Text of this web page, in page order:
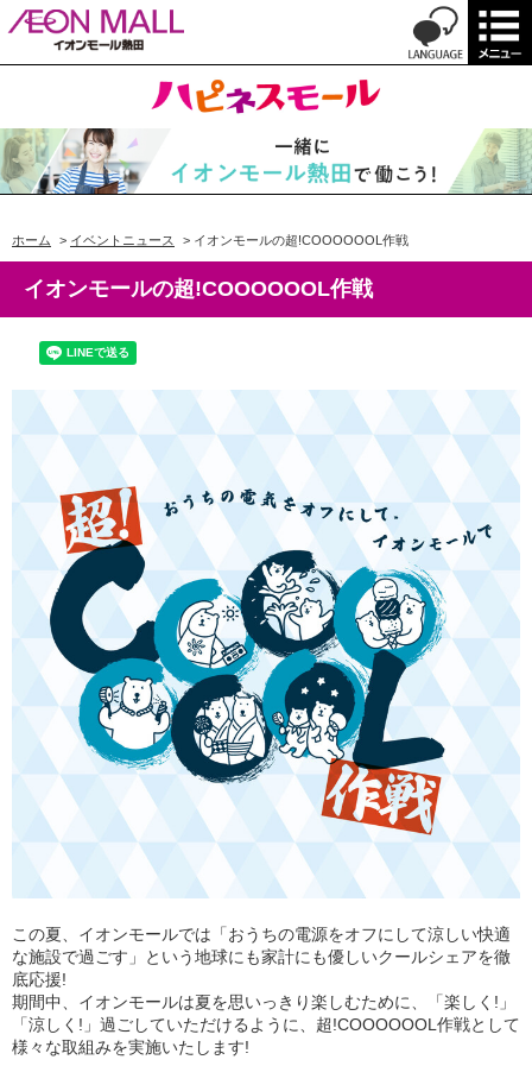
ホーム > イベントニュース > イオンモールの超!COOOOOOL作戦
イオンモールの超!COOOOOOL作戦
この夏、イオンモールでは「おうちの電源をオフにして涼しい快適
な施設で過ごす」という地球にも家計にも優しいクールシェアを徹
底応援!
期間中、イオンモールは夏を思いっきり楽しむために、「楽しく!」
「涼しく!」過ごしていただけるように、超!COOOOOOL作戦として
様々な取組みを実施いたします!